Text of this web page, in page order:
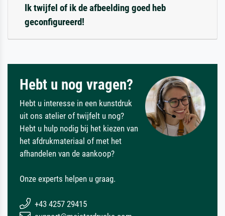
Ik twijfel of ik de afbeelding goed heb
geconfigureerd!
Hebt u nog vragen?
Hebt u interesse in een kunstdruk
uit ons atelier of twijfelt u nog?
Hebt u hulp nodig bij het kiezen van
het afdrukmateriaal of met het
afhandelen van de aankoop?
Onze experts helpen u graag.
+43 4257 29415